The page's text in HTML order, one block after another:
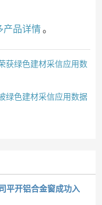
产品详情。
获绿色建材采信应用数
绿色建材采信应用数据
平开铝合金窗成功入